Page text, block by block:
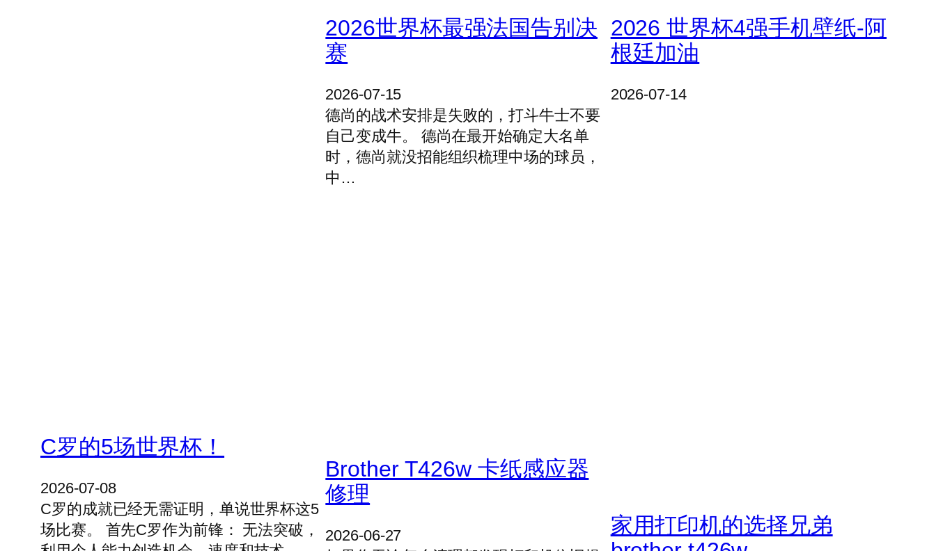
2026世界杯最强法国告别决
赛
2026-07-15
德尚的战术安排是失败的，打斗牛士不要
自己变成牛。 德尚在最开始确定大名单
时，德尚就没招能组织梳理中场的球员，
中…
2026 世界杯4强手机壁纸-阿
根廷加油
2026-07-14
C罗的5场世界杯！
2026-07-08
C罗的成就已经无需证明，单说世界杯这5
场比赛。 首先C罗作为前锋： 无法突破，
Brother T426w 卡纸感应器
修理
2026-06-27
家用打印机的选择兄弟